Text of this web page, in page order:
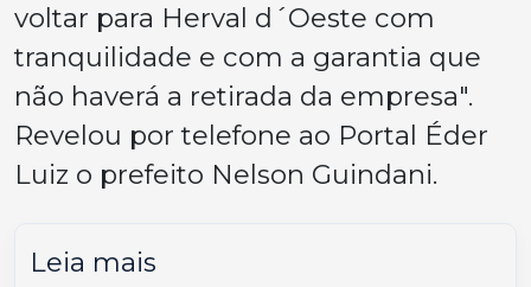
voltar para Herval d´Oeste com
tranquilidade e com a garantia que
não haverá a retirada da empresa".
Revelou por telefone ao Portal Éder
Luiz o prefeito Nelson Guindani.
Leia mais